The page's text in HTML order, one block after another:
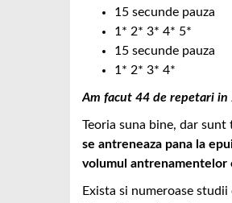
15 secunde pauza
1* 2* 3* 4* 5*
15 secunde pauza
1* 2* 3* 4*
Am facut 44 de repetari
Teoria suna bine, dar
se antreneaza pana la
volumul antrenamentelor
Exista si numeroase